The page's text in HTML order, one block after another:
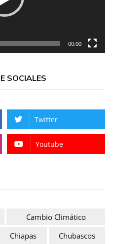
00:00
SOCIALES
Twitter
Youtube
Cambio Climático
Chiapas
Chubascos